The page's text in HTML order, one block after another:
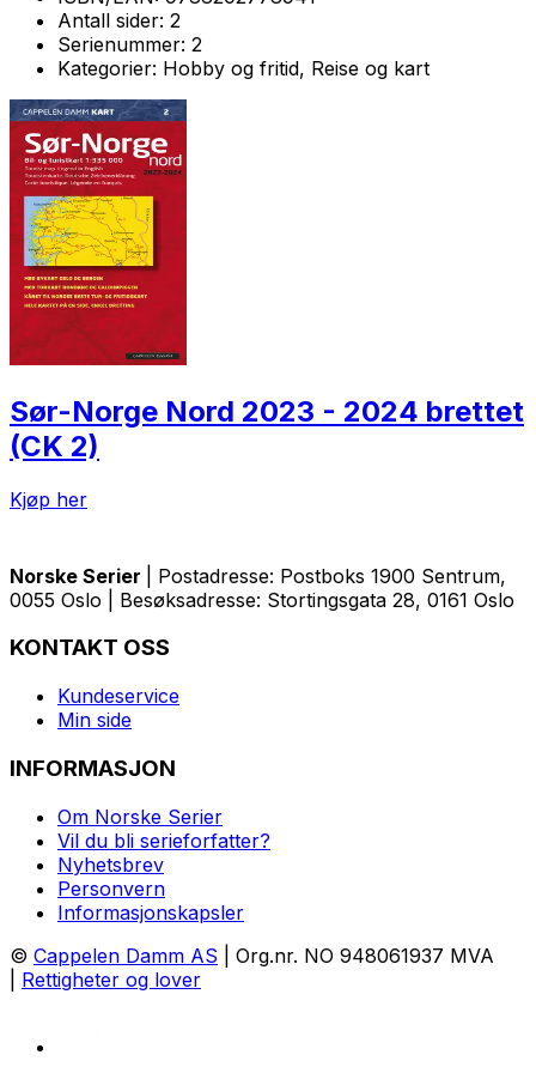
Antall sider: 2
Serienummer: 2
Kategorier: Hobby og fritid, Reise og kart
Sør-Norge Nord 2023 - 2024 brettet
(CK 2)
Kjøp her
Norske Serier
| Postadresse: Postboks 1900 Sentrum,
0055 Oslo | Besøksadresse: Stortingsgata 28, 0161 Oslo
KONTAKT OSS
Kundeservice
Min side
INFORMASJON
Om Norske Serier
Vil du bli serieforfatter?
Nyhetsbrev
Personvern
Informasjonskapsler
© Cappelen Damm AS | Org.nr. NO 948061937 MVA
Rettigheter og lover